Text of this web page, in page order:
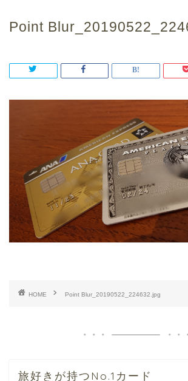
Point
HOME Point Blur_20190522_224632.jpg
旅好きが持つNo.1カード